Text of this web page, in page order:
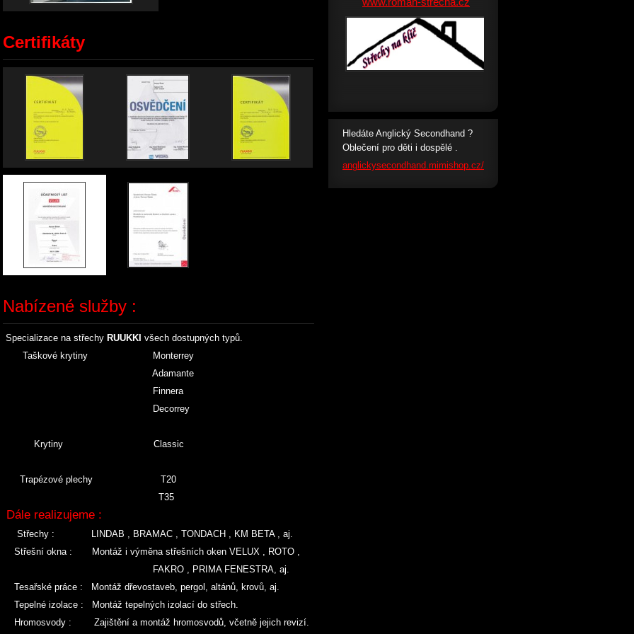
Certifikáty
Nabízené služby :
Specializace na střechy RUUKKI všech dostupných typů.
Taškové krytiny Monterrey
Adamante
Finnera
Decorrey
Krytiny Classic
Trapézové plechy T20
T35
Dále realizujeme :
Střechy : LINDAB , BRAMAC , TONDACH , KM BETA , aj.
Střešní okna : Montáž i výměna střešních oken VELUX , ROTO ,
FAKRO , PRIMA FENESTRA, aj.
Tesařské práce : Montáž dřevostaveb, pergol, altánů, krovů, aj.
Tepelné izolace : Montáž tepelných izolací do střech.
Hromosvody : Zajištění a montáž hromosvodů, včetně jejich revizí.
Hledáte Anglický Secondhand ?
Oblečení pro děti i dospělé .
anglickysecondhand.mimishop.cz/